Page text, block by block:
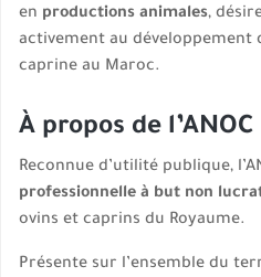
en productions animales,
activement au
caprine au Maroc.
À propos de l’ANOC
Reconnue d’utilité publique,
professionnelle à but non
ovins et caprins du Royaume.
Présente sur l’ensemble du